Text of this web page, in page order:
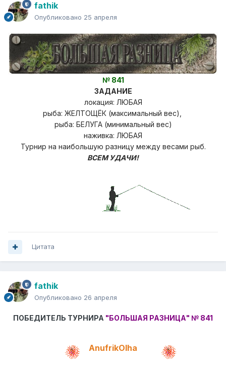
fathik
Опубликовано 25 апреля
№ 841
ЗАДАНИЕ
локация: ЛЮБАЯ
рыба: ЖЕЛТОЩЁК (максимальный вес),
рыба: БЕЛУГА (минимальный вес)
наживка: ЛЮБАЯ
Турнир на наибольшую разницу между весами рыб.
ВСЕМ УДАЧИ!
Цитата
fathik
Опубликовано 26 апреля
ПОБЕДИТЕЛЬ ТУРНИРА "БОЛЬШАЯ РАЗНИЦА" № 841
AnufrikOlha